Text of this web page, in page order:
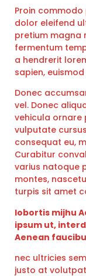
Proin
dolor eleifend
pretium magna
fermentum
a hendrerit
sapien,
Donec
vel. Donec
vehicula ornare
vulputate
consequat eu,
Curabitur
varius natoque
montes,
turpis sit amet
lobortis mijhu
ipsum ut,
Aenean
nec ultricies
justo at